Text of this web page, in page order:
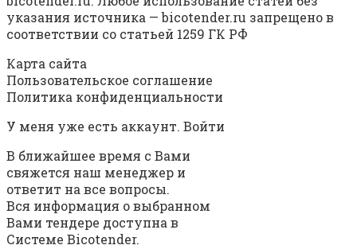
указания источника — bicotender.ru запрещено в
соответствии со статьей 1259 ГК РФ
Карта сайта
Пользовательское соглашение
Политика конфиденциальности
У меня уже есть аккаунт. Войти
В ближайшее время с Вами
свяжется наш менеджер и
ответит на все вопросы.
Вся информация о выбранном
Вами тендере доступна в
Системе Bicotender.